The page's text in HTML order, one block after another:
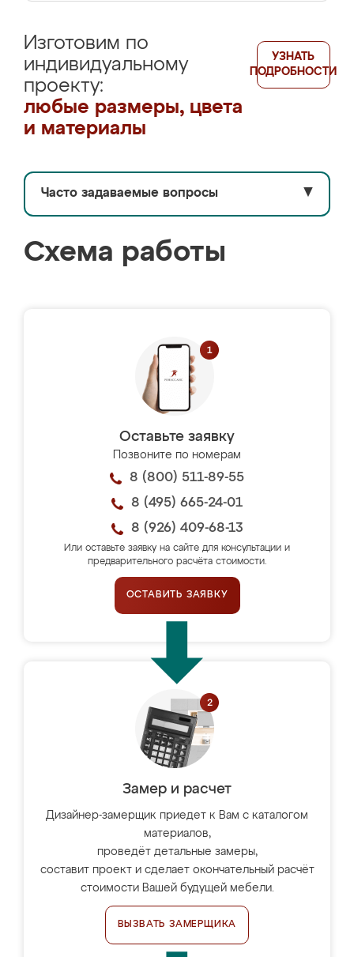
Изготовим по
индивидуальному
проекту:
любые размеры, цвета
и материалы
УЗНАТЬ
ПОДРОБНОСТИ
Часто задаваемые вопросы ▼
Схема работы
Оставьте заявку
Позвоните по номерам
8 (800) 511-89-55
8 (495) 665-24-01
8 (926) 409-68-13
Или оставьте заявку на сайте для консультации и
предварительного расчёта стоимости.
ОСТАВИТЬ ЗАЯВКУ
Замер и расчет
Дизайнер-замерщик приедет к Вам с каталогом
материалов,
проведёт детальные замеры,
составит проект и сделает окончательный расчёт
стоимости Вашей будущей мебели.
ВЫЗВАТЬ ЗАМЕРЩИКА